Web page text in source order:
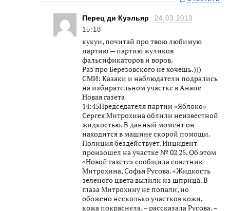
Перец ди Куэльяр
24.03.2013
15:18
кукуи, почитай про твою любимую
партию — партию жуликов
фальсификаторов и воров.
Раз про Березовского не хочешь.)))
СМИ: Казаки и наблюдатели подрались
на избирательном участке в Анапе
Новая газета
14:45Председателя партии «Яблоко»
Сергея Митрохина облили неизвестной
жидкостью. В данный момент он
находится в машине скорой помощи.
Полиция бездействует. Инцидент
произошел на участке № 02 25. Об этом
«Новой газете» сообщила советник
Митрохина, Софья Русова. «Жидкость
зеленого цвета вылили из шприца. В
глаза Митрохину не попали, но
обожено несколько участков кожи,
кожа покраснела, – рассказала Русова. –